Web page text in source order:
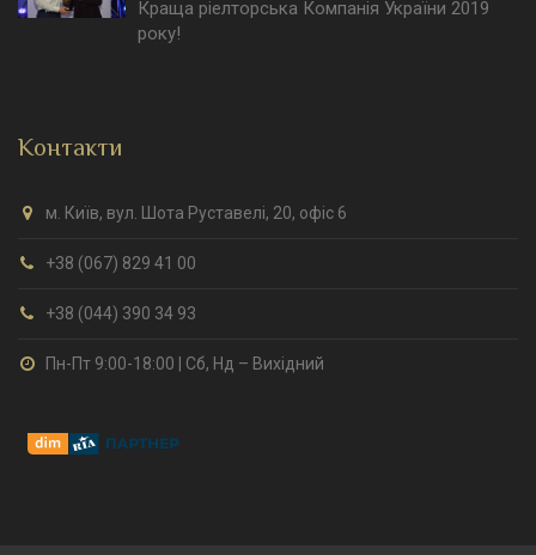
Краща ріелторська Компанія України 2019
року!
Контакти
м. Київ, вул. Шота Руставелі, 20, офіс 6
+38 (067) 829 41 00
+38 (044) 390 34 93
Пн-Пт 9:00-18:00 | Сб, Нд – Вихідний